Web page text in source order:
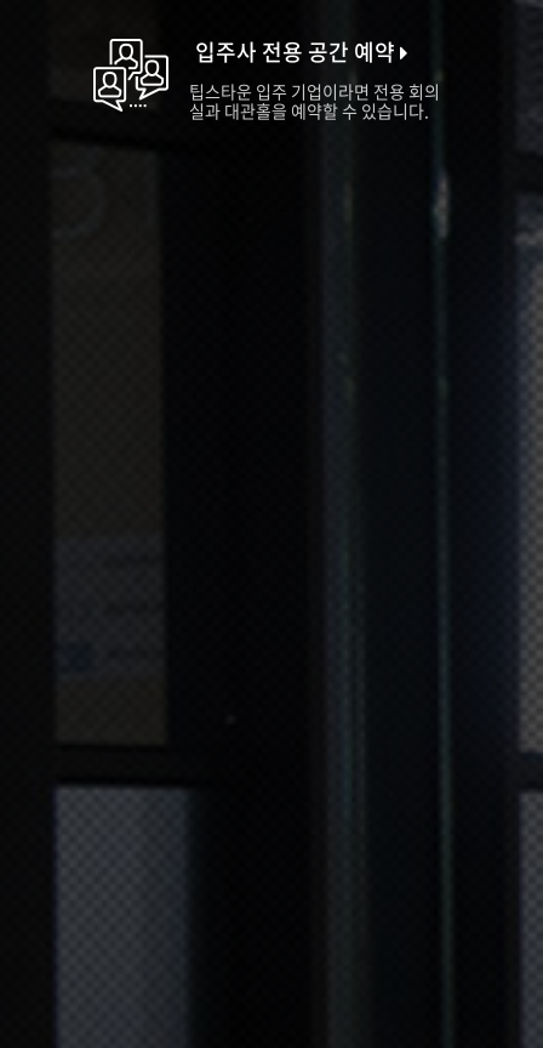
입주사 전용 공간 예약
팁스타운 입주 기업이라면 전용 회의
실과 대관홀을 예약할 수 있습니다.